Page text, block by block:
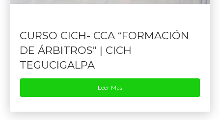
CURSO CICH- CCA “FORMACIÓN
DE ÁRBITROS” | CICH
TEGUCIGALPA
Leer Más